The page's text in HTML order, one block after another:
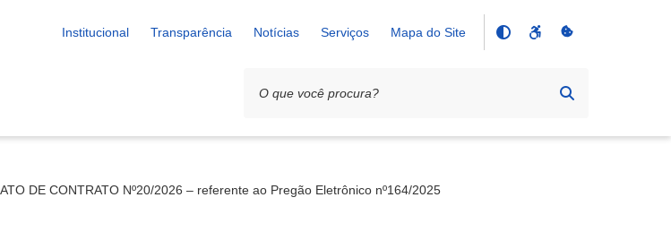
Institucional Transparência Notícias Serviços Mapa do Site
DE CONTRATO Nº20/2026 – referente ao Pregão Eletrônico nº164/2025